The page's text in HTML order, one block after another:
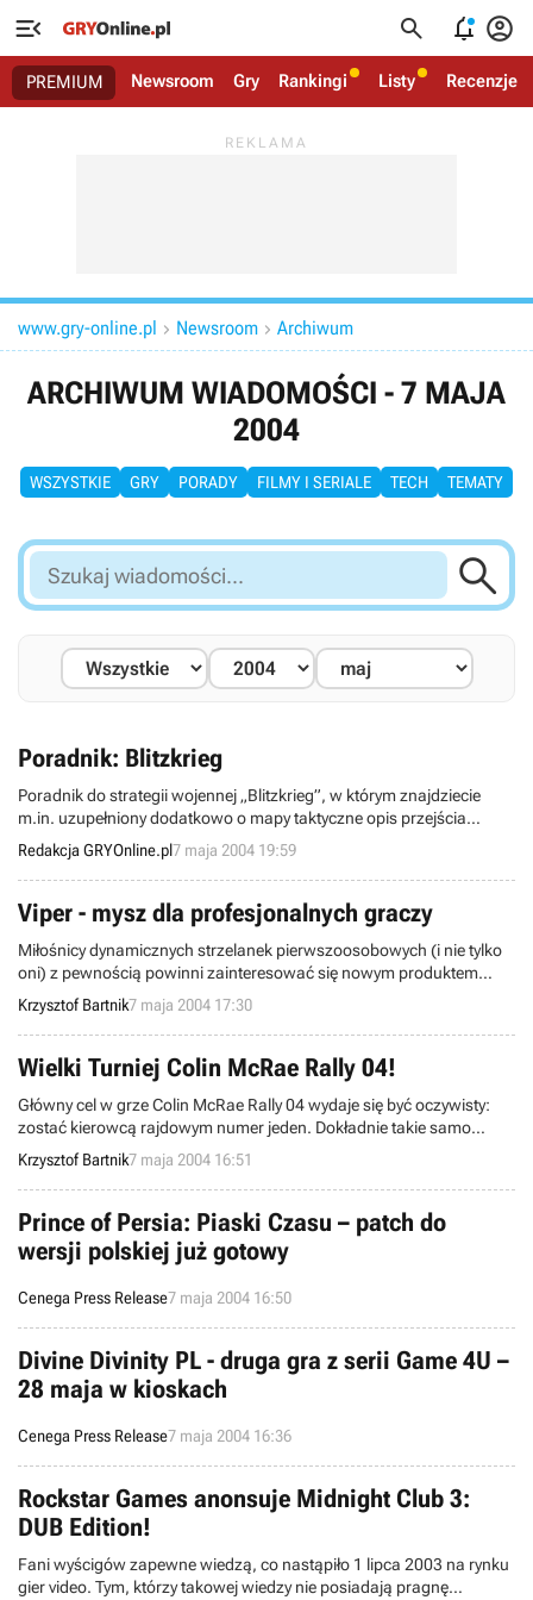
   
PREMIUM Newsroom Gry Rankingi Listy Recenzje
www.gry-online.pl  Newsroom  Archiwum
ARCHIWUM WIADOMOŚCI - 7 MAJA
2004
WSZYSTKIE GRY PORADY FILMY I SERIALE TECH TEMATY
Szukaj
wiadomości...

Poradnik: Blitzkrieg
Poradnik do strategii wojennej „Blitzkrieg”, w którym znajdziecie
m.in. uzupełniony dodatkowo o mapy taktyczne opis przejścia
wszystkich misji historycznych dostępnych w grze, a także
wskazówki dotyczące większości misji losowych.
Redakcja GRYOnline.pl7 maja 2004 19:59
Viper - mysz dla profesjonalnych graczy
Miłośnicy dynamicznych strzelanek pierwszoosobowych (i nie tylko
oni) z pewnością powinni zainteresować się nowym produktem
firmy Razer - optyczną myszą Viper. Co najważniejsze, wyróżnia się
ona zaawansowanym sterownikiem, który pozwala na zmianę
czułości myszy „w locie", co nierzadko okazuje się wielkim
udogodnieniem podczas wirtualnych rozgrywek.
Krzysztof Bartnik7 maja 2004 17:30
Wielki Turniej Colin McRae Rally 04!
Główny cel w grze Colin McRae Rally 04 wydaje się być oczywisty:
zostać kierowcą rajdowym numer jeden. Dokładnie takie samo
zadanie stoi przed uczestnikami Wielkiego Turnieju Colin McRae
Rally 04, który został zorganizowany przez firmę EMPiK oraz serwis
GRY-OnLine!
Krzysztof Bartnik7 maja 2004 16:51
Prince of Persia: Piaski Czasu – patch do
wersji polskiej już gotowy
Cenega Press Release7 maja 2004 16:50
Divine Divinity PL - druga gra z serii Game 4U –
28 maja w kioskach
Cenega Press Release7 maja 2004 16:36
Rockstar Games anonsuje Midnight Club 3:
DUB Edition!
Fani wyścigów zapewne wiedzą, co nastąpiło 1 lipca 2003 na rynku
gier video. Tym, którzy takowej wiedzy nie posiadają pragnę